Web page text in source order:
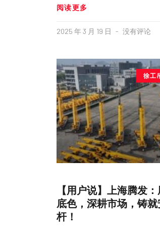
阅读更多
2025 年 3 月 19 日 没有评论
徐工
【用户说】上海腾发
底色，深耕市场，铸
杆！